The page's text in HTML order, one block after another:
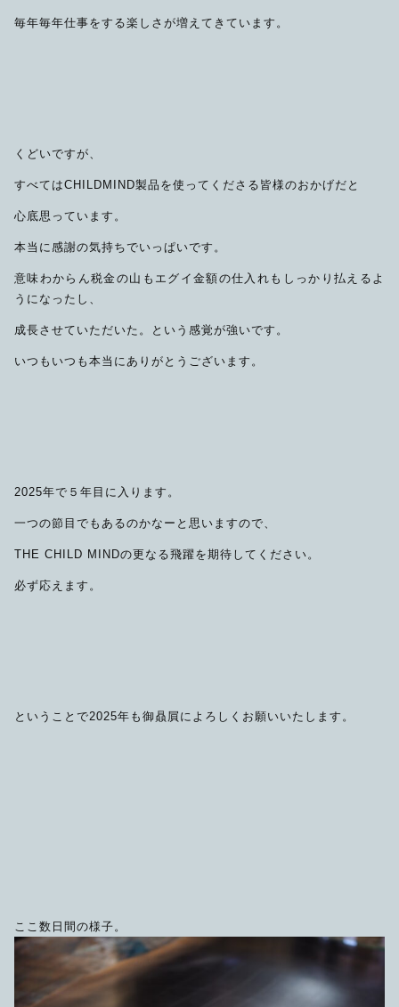
毎年毎年仕事をする楽しさが増えてきています。
くどいですが、
すべてはCHILDMIND製品を使ってくださる皆様のおかげだと
心底思っています。
本当に感謝の気持ちでいっぱいです。
意味わからん税金の山もエグイ金額の仕入れもしっかり払えるよ
うになったし、
成長させていただいた。という感覚が強いです。
いつもいつも本当にありがとうございます。
2025年で５年目に入ります。
一つの節目でもあるのかなーと思いますので、
THE CHILD MINDの更なる飛躍を期待してください。
必ず応えます。
ということで2025年も御贔屓によろしくお願いいたします。
ここ数日間の様子。